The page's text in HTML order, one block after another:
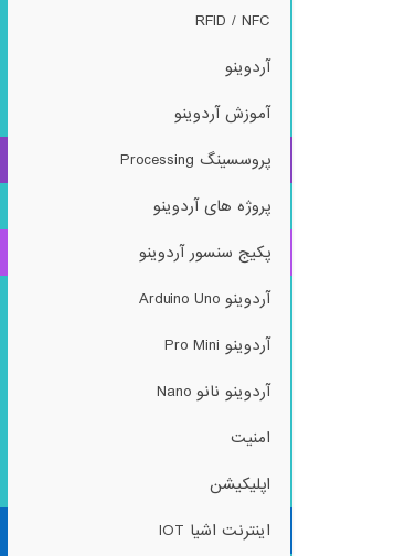
RFID / NFC
آردوینو
آموزش آردوینو
پروسسینگ Processing
پروژه های آردوینو
پکیج سنسور آردوینو
آردوینو Arduino Uno
آردوینو Pro Mini
آردوینو نانو Nano
امنیت
اپلیکیشن
اینترنت اشیا IOT